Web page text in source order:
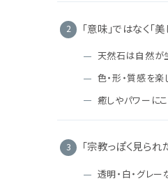
「意味」ではなく「
天然石は自然が
色・形・質感を
癒しやパワーに
「宗教っぽく見ら
透明・白・グレ